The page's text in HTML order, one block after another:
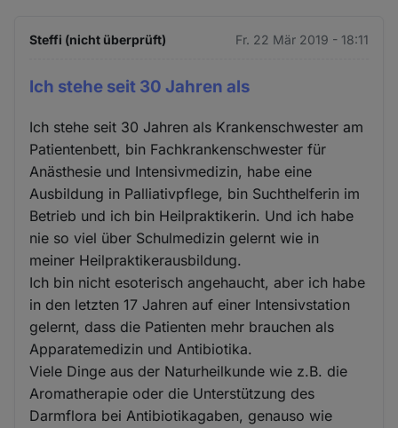
Steffi (nicht überprüft) Fr. 22 Mär 2019 - 18:11
Ich stehe seit 30 Jahren als
Ich stehe seit 30 Jahren als Krankenschwester am
Patientenbett, bin Fachkrankenschwester für
Anästhesie und Intensivmedizin, habe eine
Ausbildung in Palliativpflege, bin Suchthelferin im
Betrieb und ich bin Heilpraktikerin. Und ich habe
nie so viel über Schulmedizin gelernt wie in
meiner Heilpraktikerausbildung.
Ich bin nicht esoterisch angehaucht, aber ich habe
in den letzten 17 Jahren auf einer Intensivstation
gelernt, dass die Patienten mehr brauchen als
Apparatemedizin und Antibiotika.
Viele Dinge aus der Naturheilkunde wie z.B. die
Aromatherapie oder die Unterstützung des
Darmflora bei Antibiotikagaben, genauso wie